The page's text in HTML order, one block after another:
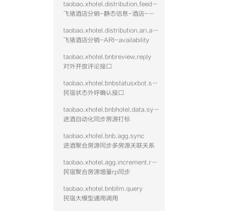
taobao.xhotel.distribution.feed.hotel.query
飞猪酒店分销-静态信息-酒店-查询
taobao.xhotel.distribution.ari.availability
飞猪酒店分销-ARI-availability
taobao.xhotel.bnbreview.reply
对外开放评论接口
taobao.xhotel.bnbstatusxbot.send
民宿状态外呼确认接口
taobao.xhotel.bnbhotel.data.sync
进酒自动化同步房源打标
taobao.xhotel.bnb.agg.sync
进酒聚合房源同步多房源关联关系
taobao.xhotel.agg.increment.rp.sync
民宿聚合房源增量rp同步
taobao.xhotel.bnbllm.query
民宿大模型通用调用